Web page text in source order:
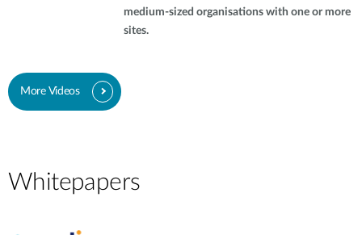
medium-sized organisations with one or more
sites.
More Videos
Whitepapers